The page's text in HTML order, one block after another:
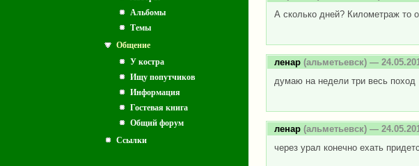
Альбомы
Темы
Общение
У костра
Ищу попутчиков
Информация
Гостевая книга
Общий форум
Ссылки
А сколько дней? Километраж то
ленар (альметьевск) —
думаю на недели три весь поход
ленар (альметьевск) —
через урал конечно ехать